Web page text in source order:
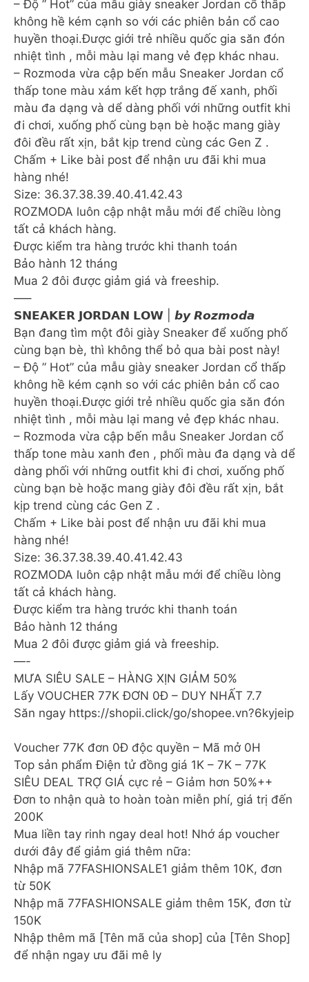
– Độ ” Hot” của mẫu giày sneaker Jordan cổ thấp
không hề kém cạnh so với các phiên bản cổ cao
huyền thoại.Được giới trẻ nhiều quốc gia săn đón
nhiệt tình , mỗi màu lại mang vẻ đẹp khác nhau.
– Rozmoda vừa cập bến mẫu Sneaker Jordan cổ
thấp tone màu xám kết hợp trắng đế xanh, phối
màu đa dạng và dể dàng phối với những outfit khi
đi chơi, xuống phố cùng bạn bè hoặc mang giày
đôi đều rất xịn, bắt kịp trend cùng các Gen Z .
Chấm + Like bài post để nhận ưu đãi khi mua
hàng nhé!
Size: 36.37.38.39.40.41.42.43
ROZMODA luôn cập nhật mẫu mới để chiều lòng
tất cả khách hàng.
Được kiểm tra hàng trước khi thanh toán
Bảo hành 12 tháng
Mua 2 đôi được giảm giá và freeship.
—–
𝗦𝗡𝗘𝗔𝗞𝗘𝗥 𝗝𝗢𝗥𝗗𝗔𝗡 𝗟𝗢𝗪 | 𝙗𝙮 𝙍𝙤𝙯𝙢𝙤𝙙𝙖
Bạn đang tìm một đôi giày Sneaker để xuống phố
cùng bạn bè, thì không thể bỏ qua bài post này!
– Độ ” Hot” của mẫu giày sneaker Jordan cổ thấp
không hề kém cạnh so với các phiên bản cổ cao
huyền thoại.Được giới trẻ nhiều quốc gia săn đón
nhiệt tình , mỗi màu lại mang vẻ đẹp khác nhau.
– Rozmoda vừa cập bến mẫu Sneaker Jordan cổ
thấp tone màu xanh đen , phối màu đa dạng và dể
dàng phối với những outfit khi đi chơi, xuống phố
cùng bạn bè hoặc mang giày đôi đều rất xịn, bắt
kịp trend cùng các Gen Z .
Chấm + Like bài post để nhận ưu đãi khi mua
hàng nhé!
Size: 36.37.38.39.40.41.42.43
ROZMODA luôn cập nhật mẫu mới để chiều lòng
tất cả khách hàng.
Được kiểm tra hàng trước khi thanh toán
Bảo hành 12 tháng
Mua 2 đôi được giảm giá và freeship.
—-
️MƯA SIÊU SALE – HÀNG XỊN GIẢM 50%
Lấy VOUCHER 77K ĐƠN 0Đ – DUY NHẤT 7.7
Săn ngay https://shopii.click/go/shopee.vn?6kyjeip
Voucher 77K đơn 0Đ độc quyền – Mã mở 0H
Top sản phẩm Điện tử đồng giá 1K – 7K – 77K
SIÊU DEAL TRỢ GIÁ cực rẻ – Giảm hơn 50%++
Đơn to nhận quà to hoàn toàn miễn phí, giá trị đến
200K
Mua liền tay rinh ngay deal hot! Nhớ áp voucher
dưới đây để giảm giá thêm nữa:
Nhập mã 77FASHIONSALE1 giảm thêm 10K, đơn
từ 50K
Nhập mã 77FASHIONSALE giảm thêm 15K, đơn từ
150K
Nhập thêm mã [Tên mã của shop] của [Tên Shop]
để nhận ngay ưu đãi mê ly